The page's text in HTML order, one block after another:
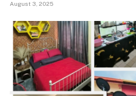
August 3, 2025